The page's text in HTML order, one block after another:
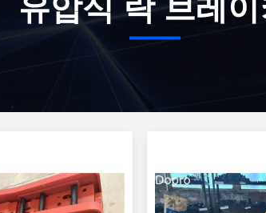
유압식 락 브레이